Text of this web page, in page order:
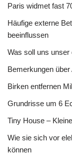
Paris widmet fast
Häufige externe
beeinflussen
Was soll uns unser
Bemerkungen
Birken entfernen
Grundrisse um 6
Tiny House –
Wie sie sich vor
können